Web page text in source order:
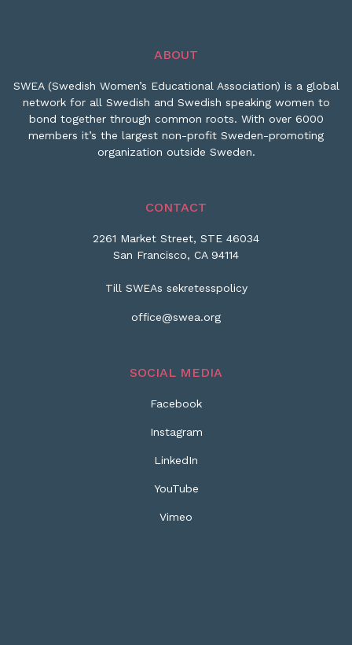
ABOUT
SWEA (Swedish Women’s Educational Association) is a global
network for all Swedish and Swedish speaking women to
bond together through common roots. With over 6000
members it’s the largest non-profit Sweden-promoting
organization outside Sweden.
CONTACT
2261 Market Street, STE 46034
San Francisco, CA 94114
Till SWEAs sekretesspolicy
office@swea.org
SOCIAL MEDIA
Facebook
Instagram
LinkedIn
YouTube
Vimeo